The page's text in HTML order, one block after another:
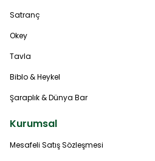
Satranç
Okey
Tavla
Biblo & Heykel
Şaraplık & Dünya Bar
Kurumsal
Mesafeli Satış Sözleşmesi